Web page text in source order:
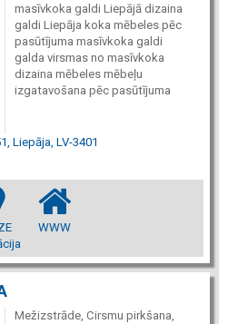
masīvkoka galdi Liepājā dizaina
galdi Liepāja koka mēbeles pēc
pasūtījuma masīvkoka galdi
galda virsmas no masīvkoka
dizaina mēbeles mēbeļu
izgatavošana pēc pasūtījuma
Liepāja, LV-3401
WWW
Mežizstrāde, Cirsmu pirkšana,